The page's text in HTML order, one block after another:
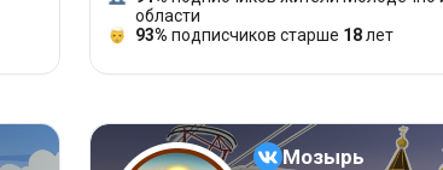
области
93% подписчиков старше 18лет
Мозырь